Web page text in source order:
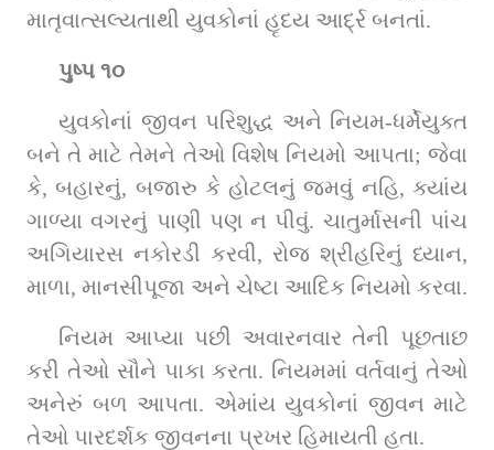
માતૃવાત્સલ્યતાથી યુવકોનાં હૃદય આર્દ્ર બનતાં.
પુષ્પ ૧૦
યુવકોનાં જીવન પરિશુદ્ધ અને નિયમ-ધર્મેયુક્ત
બને તે માટે તેમને તેઓ વિશેષ નિયમો આપતા; જેવા
કે, બહારનું, બજારુ કે હોટલનું જમવું નહિ, ક્યાંય
ગાળ્યા વગરનું પાણી પણ ન પીવું. ચાતુર્માસની પાંચ
અગિયારસ નકોરડી કરવી, રોજ શ્રીહરિનું ધ્યાન,
માળા, માનસીપૂજા અને ચેષ્ટા આદિક નિયમો કરવા.
નિયમ આપ્યા પછી અવારનવાર તેની પૂછતાછ
કરી તેઓ સૌને પાકા કરતા. નિયમમાં વર્તવાનું તેઓ
અનેરું બળ આપતા. એમાંય યુવકોનાં જીવન માટે
તેઓ પારદર્શક જીવનના પ્રખર હિમાયતી હતા.